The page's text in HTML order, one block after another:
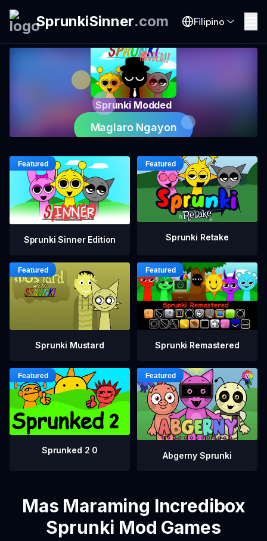
SprunkiSinner.com Filipino
Sprunki Modded
Maglaro Ngayon
Sprunki Sinner Edition Sprunki Retake
Sprunki Mustard Sprunki Remastered
Sprunked 2 0
Abgerny Sprunki
Mas Maraming Incredibox
Sprunki Mod Games